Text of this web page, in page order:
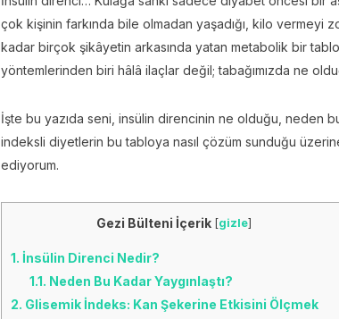
çok kişinin farkında bile olmadan yaşadığı, kilo vermeyi
kadar birçok şikâyetin arkasında yatan metabolik bir
yöntemlerinden biri hâlâ ilaçlar değil; tabağımızda ne
İşte bu yazıda seni, insülin direncinin ne olduğu, neden
indeksli diyetlerin bu tabloya nasıl çözüm sunduğu
ediyorum.
Gezi Bülteni İçerik [gizle]
1. İnsülin Direnci Nedir?
1.1. Neden Bu Kadar Yaygınlaştı?
2. Glisemik İndeks: Kan Şekerine Etkisini Ölçmek